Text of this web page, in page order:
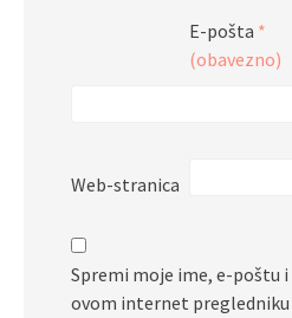
E-pošta *
(obavezno)
Web-stranica
Spremi moje ime, e-poštu
ovom internet pregledniku